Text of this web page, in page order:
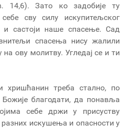
14,6). Зато ко задобије ту
сву силу искупитељског
састоји наше спасење. Сад
спасења нису жалили
ову молитву. Угледај се и ти
хришћанин треба стално, по
благодати, да понавља
себе држи у присуству
искушења и опасности у